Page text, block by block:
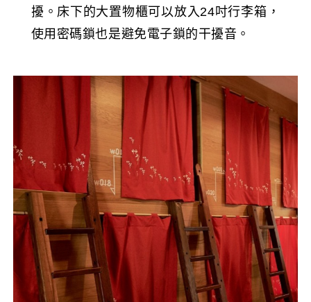
擾。床下的大置物櫃可以放入24吋行李箱，
使用密碼鎖也是避免電子鎖的干擾音。